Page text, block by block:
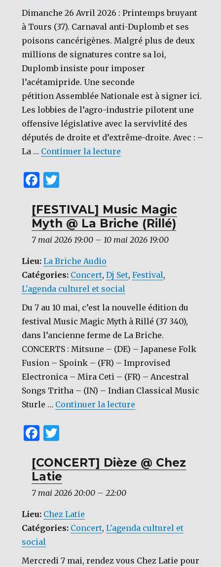
Dimanche 26 Avril 2026 : Printemps bruyant
à Tours (37). Carnaval anti-Duplomb et ses
poisons cancérigènes. Malgré plus de deux
millions de signatures contre sa loi,
Duplomb insiste pour imposer
l’acétamipride. Une seconde
pétition Assemblée Nationale est à signer ici.
Les lobbies de l’agro-industrie pilotent une
offensive législative avec la servivlité des
députés de droite et d’extrême-droite. Avec : –
La … Continuer la lecture
F
c
e
b
o
o
k
it
te
r
[FESTIVAL] Music Magic
Myth @ La Briche (Rillé)
7 mai 2026 19:00– 10 mai 2026 19:00
Lieu: La Briche Audio
Catégories: Concert,Dj Set,Festival,
L'agenda culturel et social
Du 7 au 10 mai, c’est la nouvelle édition du
festival Music Magic Myth à Rillé (37 340),
dans l’ancienne ferme de La Briche.
CONCERTS : Mitsune – (DE) – Japanese Folk
Fusion – Spoink – (FR) – Improvised
Electronica – Mira Ceti – (FR) – Ancestral
Songs Tritha – (IN) – Indian Classical Music
Sturle … Continuer la lecture
F
c
e
b
o
o
k
it
te
r
[CONCERT] Dièze @ Chez
Latie
7 mai 2026 20:00– 22:00
Lieu: Chez Latie
Catégories: Concert,L'agenda culturel et
social
Mercredi 7 mai, rendez vous Chez Latie pour